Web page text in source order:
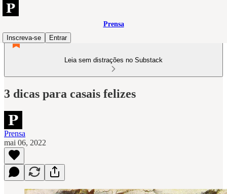
Prensa
Inscreva-se
Entrar
Leia sem distrações no Substack
3 dicas para casais felizes
Prensa
mai 06, 2022